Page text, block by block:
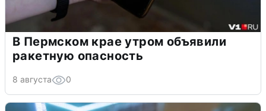
В Пермском крае утром объявили
ракетную опасность
8 августа 0